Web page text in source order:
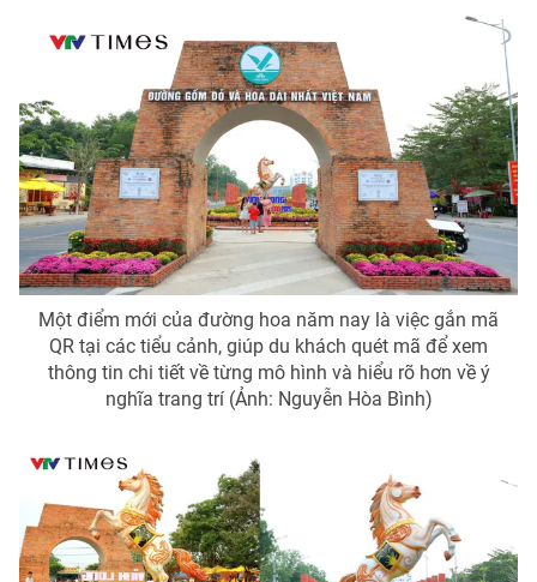
Theo dõi báo trên
Cơ quan chủ quản:Đài Truyền hình Việt Nam
Cơ quan báo chí:Thời báo VTV
Giấy phép hoạt động báo in và báo điện tử số 483/GP-BTTTT
cấp ngày 29/12/2023
Tổng Biên tập:Vũ Thanh Thủy
Phó Tổng Biên tập: Nguyễn Thị Mỹ Hạnh, Phạm Quốc Thắng,
Nguyễn Trọng Ninh
Tổng đài VTV:
024.38 355 931 - 024.38 355 932
toasoan@vtv.vn
Liên hệ quảng cáo: 024-7300.7108
Một điểm mới của đường hoa năm nay là việc gắn mã
QR tại các tiểu cảnh, giúp du khách quét mã để xem
thông tin chi tiết về từng mô hình và hiểu rõ hơn về ý
nghĩa trang trí (Ảnh: Nguyễn Hòa Bình)